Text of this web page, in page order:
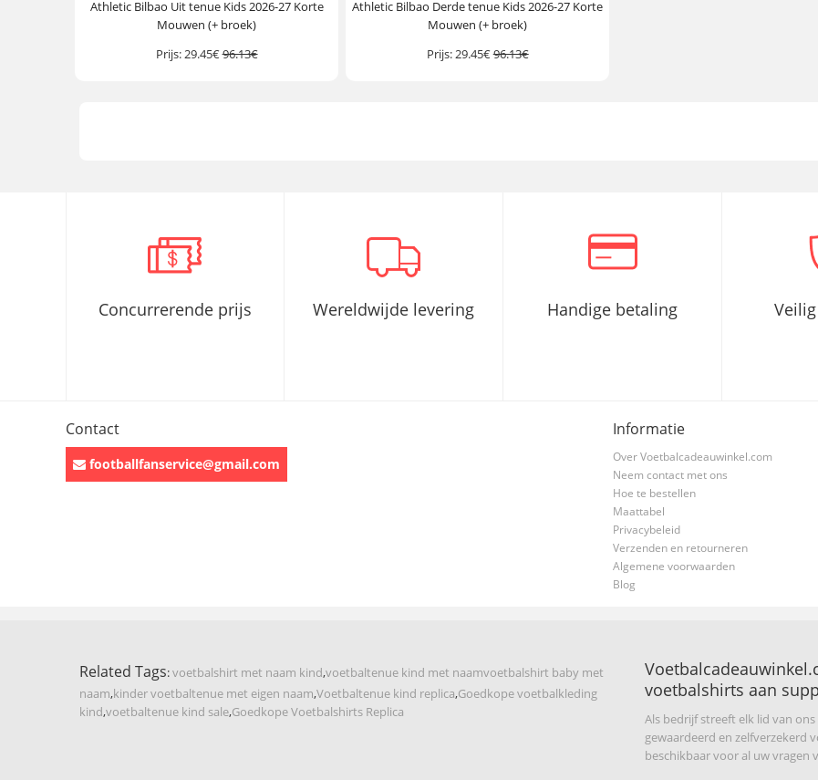
Athletic Bilbao Uit tenue Kids 2026-27 Korte
Mouwen (+ broek)
Prijs:29.45€96.13€
Athletic Bilbao Derde tenue Kids 2026-27 Korte
Mouwen (+ broek)
Prijs:29.45€96.13€
Concurrerende prijs Wereldwijde levering Handige betaling
Contact
footballfanservice@gmail.com
Informatie
Over Voetbalcadeauwinkel.com
Neem contact met ons
Hoe te bestellen
Maattabel
Privacybeleid
Verzenden en retourneren
Algemene voorwaarden
Blog
Related Tags:voetbalshirt met naam kind,voetbaltenue kind met naamvoetbalshirt baby met
naam,kinder voetbaltenue met eigen naam,Voetbaltenue kind replica,Goedkope voetbalkleding
kind,voetbaltenue kind sale,Goedkope Voetbalshirts Replica
voetbalshirts aan
Als bedrijf streeft elk lid van
gewaardeerd en zelfverzekerd
beschikbaar voor al uw vragen